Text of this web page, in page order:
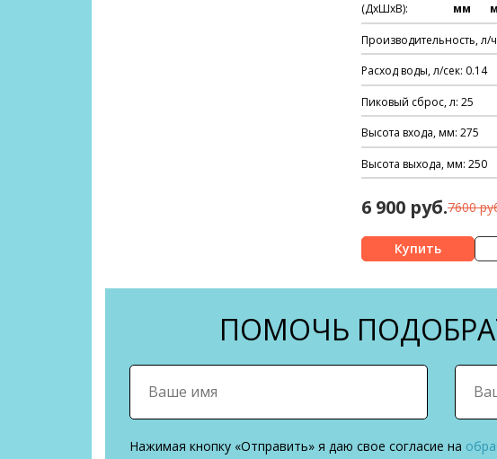
(ДхШхВ):
мм
Производительность, л/
Расход воды, л/сек: 0.14
Пиковый сброс, л: 25
Высота входа, мм: 275
Высота выхода, мм: 250
6 900 руб.7600
ПОМОЧЬ
Нажимая кнопку «Отправить» я даю свое согласие на